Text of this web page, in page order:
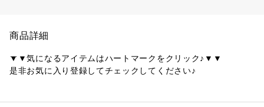
商品詳細
▼▼気になるアイテムはハートマークをクリック♪▼▼
是非お気に入り登録してチェックしてください♪